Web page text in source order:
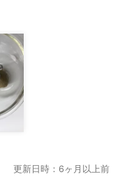
更新日時：6ヶ月以上前